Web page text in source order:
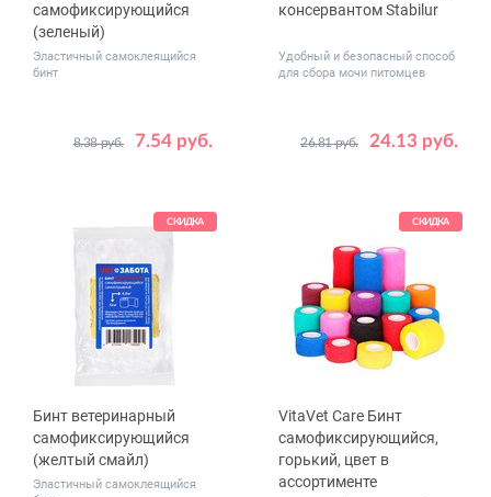
самофиксирующийся
(зеленый)
Эластичный самоклеящийся
бинт
7.54 руб.
8.38 руб.
Размер
5 см x 4.5 м
10 см x 4.5 м
консервантом Stabilur
Удобный и безопасный способ
для сбора мочи питомцев
24.13 руб.
26.81 руб.
СКИДКА
Бинт ветеринарный
самофиксирующийся
(желтый смайл)
Эластичный самоклеящийся
СКИДКА
VitaVet Care Бинт
самофиксирующийся,
горький, цвет в
ассортименте